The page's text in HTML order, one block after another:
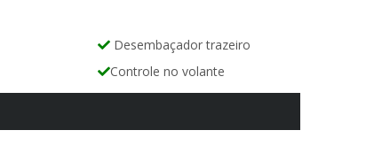
Desembaçador trazeiro
Controle no volante